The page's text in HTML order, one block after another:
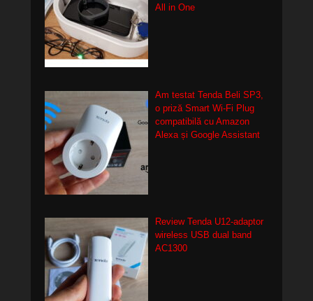
All in One
Am testat Tenda Beli SP3,
o priză Smart Wi-Fi Plug
compatibilă cu Amazon
Alexa și Google Assistant
Review Tenda U12-adaptor
wireless USB dual band
AC1300